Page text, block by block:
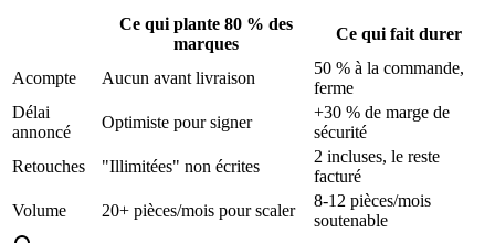
Ce qui plante 80 % des
marques
Ce qui fait durer
Acompte Aucun avant livraison
50 % à la commande,
ferme
Délai
annoncé
Optimiste pour signer
+30 % de marge de
sécurité
Retouches
"Illimitées" non écrites
2 incluses, le reste
facturé
Volume
20+ pièces/mois pour scaler
8-12 pièces/mois
soutenable